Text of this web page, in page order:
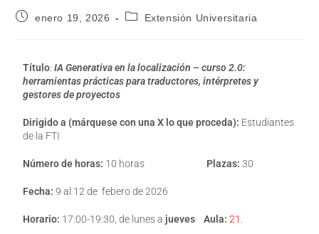
enero 19, 2026 Extensión Universitaria
Título:IA Generativa en la localización – curso 2.0:
herramientas prácticas para traductores, intérpretes y
gestores de proyectos
Dirigido a (márquese con una X lo que proceda): Estudiantes
de la FTI
Número de horas: 10 horas Plazas:30
Fecha:9 al 12 de febero de 2026
Horario: 17:00-19:30, de lunes a jueves Aula:21.